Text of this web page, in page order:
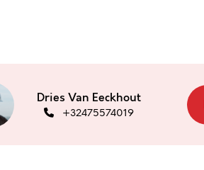
Dries Van Eeckhout
+32475574019